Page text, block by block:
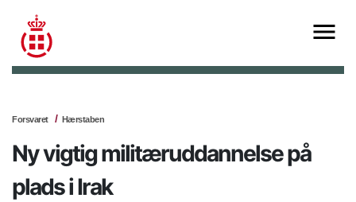
Forsvaret Hærstaben
Ny vigtig militæruddannelse på
plads i Irak